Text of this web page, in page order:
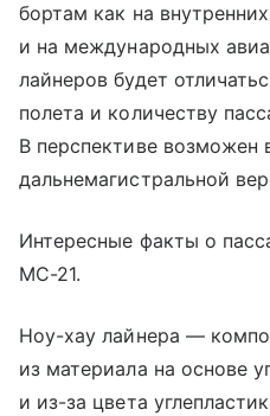
бортам как на
и на международных
лайнеров будет
полета и количеству
В перспективе возможен
дальнемагистральной
Интересные факты о
МС-21.
Ноу-хау лайнера —
из материала на основе
и из-за цвета